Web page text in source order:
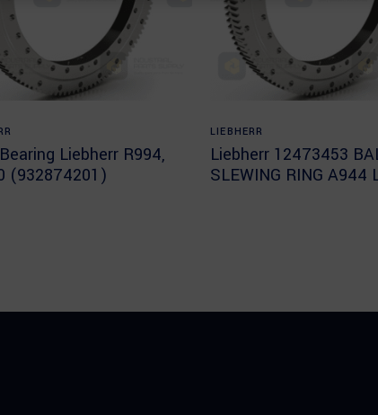
Liebherr R994,
(932874201)
LIEBHERR
Liebherr 12473453
SLEWING RING A944